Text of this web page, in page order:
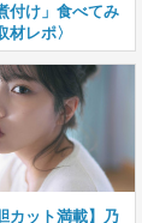
付け」食べてみ
材レポ〉
カット満載】乃